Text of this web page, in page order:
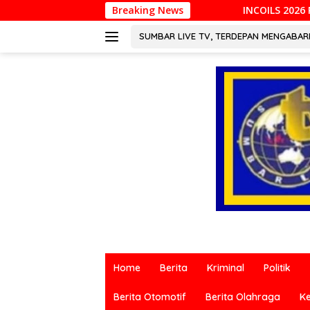
ke
Breaking News
INCOILS 2026 Resmi Digelar di Padang,
SUMBAR LIVE TV, TERDEPAN
terkini
berbagai
Home Berita Kriminal Politik
Berita Otomotif Berita Olahraga